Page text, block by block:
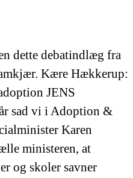
dette debatindlæg fra
Kære Hækkerup:
JENS
sad vi i Adoption &
Karen
ministeren, at
og skoler savner